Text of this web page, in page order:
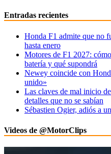
Entradas recientes
Honda F1 admite que no
hasta enero
Motores de F1 2027:
batería y qué supondrá
Newey coincide con
unido»
Las claves de mal inicio
detalles que no se sabían
Sébastien Ogier, adiós a
Videos de @MotorClips